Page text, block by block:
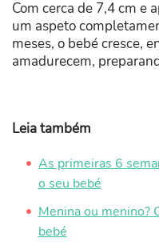
Com cerca de 7,4 cm e
um aspeto
meses, o bebé cresce,
amadurecem,
Leia também
As primeiras 6
o seu bebé
Menina ou menino?
bebé